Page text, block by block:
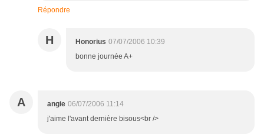
Répondre
H Honorius 07/07/2006 10:39
bonne journée A+
A angie 06/07/2006 11:14
j'aime l'avant dernière bisous<br />